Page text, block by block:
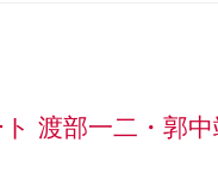
渡部一二・郭